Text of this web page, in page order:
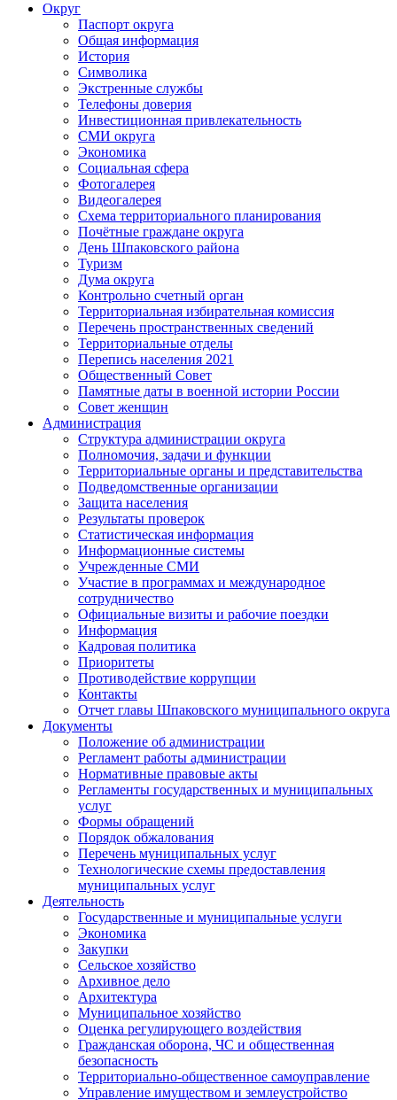
Округ
Паспорт округа
Общая информация
История
Символика
Экстренные службы
Телефоны доверия
Инвестиционная привлекательность
СМИ округа
Экономика
Социальная сфера
Фотогалерея
Видеогалерея
Схема территориального планирования
Почётные граждане округа
День Шпаковского района
Туризм
Дума округа
Контрольно счетный орган
Территориальная избирательная комиссия
Перечень пространственных сведений
Территориальные отделы
Перепись населения 2021
Общественный Совет
Памятные даты в военной истории России
Совет женщин
Администрация
Структура администрации округа
Полномочия, задачи и функции
Территориальные органы и представительства
Подведомственные организации
Защита населения
Результаты проверок
Статистическая информация
Информационные системы
Учрежденные СМИ
Участие в программах и международное
сотрудничество
Официальные визиты и рабочие поездки
Информация
Кадровая политика
Приоритеты
Противодействие коррупции
Контакты
Отчет главы Шпаковского муниципального округа
Документы
Положение об администрации
Регламент работы администрации
Нормативные правовые акты
Регламенты государственных и муниципальных
услуг
Формы обращений
Порядок обжалования
Перечень муниципальных услуг
Технологические схемы предоставления
муниципальных услуг
Деятельность
Государственные и муниципальные услуги
Экономика
Закупки
Сельское хозяйство
Архивное дело
Архитектура
Муниципальное хозяйство
Оценка регулирующего воздействия
Гражданская оборона, ЧС и общественная
безопасность
Территориально-общественное самоуправление
Управление имуществом и землеустройство